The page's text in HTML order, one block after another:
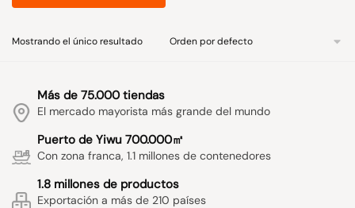
Mostrando el único resultado
Más de 75.000 tiendas
El mercado mayorista más grande del mundo
Puerto de Yiwu 700.000㎡
Con zona franca, 1.1 millones de contenedores
1.8 millones de productos
Exportación a más de 210 países